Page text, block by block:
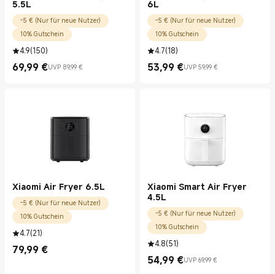
5.5L
-5 € (Nur für neue Nutzer)
10% Gutschein
4.9(150)
69,99 €
Current Price €69.99
UVP 89,99 €
UVP 89,99 €
6L
-5 € (Nur für neue Nutzer)
10% Gutschein
4.7(18)
53,99 €
Current Price €53.99
UVP 59,99 €
UVP 59,99 €
Xiaomi Air Fryer 6.5L
-5 € (Nur für neue Nutzer)
10% Gutschein
4.7(21)
79,99 €
Current Price €79.99
Xiaomi Smart Air Fryer
4.5L
-5 € (Nur für neue Nutzer)
10% Gutschein
4.8(51)
54,99 €
Current Price €54.99
UVP 69,99 €
UVP 69,99 €